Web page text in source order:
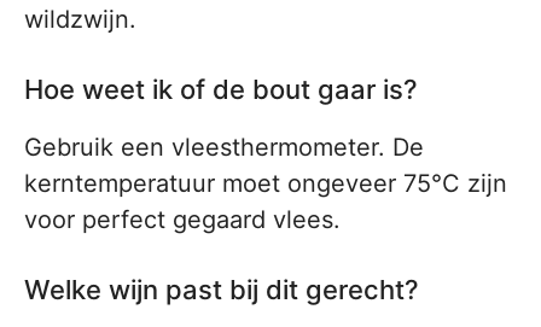
wildzwijn.
Hoe weet ik of de bout gaar is?
Gebruik een vleesthermometer. De
kerntemperatuur moet ongeveer 75°C zijn
voor perfect gegaard vlees.
Welke wijn past bij dit gerecht?